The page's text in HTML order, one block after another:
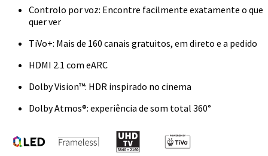
Controlo por voz: Encontre facilmente exatamente o que
quer ver
TiVo+: Mais de 160 canais gratuitos, em direto e a pedido
HDMI 2.1 com eARC
Dolby Vision™: HDR inspirado no cinema
Dolby Atmos®: experiência de som total 360°